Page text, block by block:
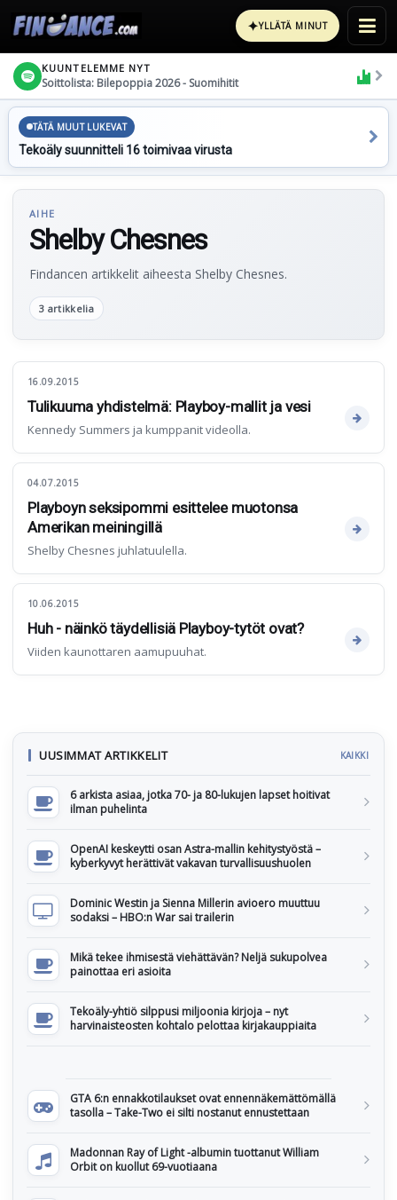
✦YLLÄTÄ MINUT
KUUNTELEMME NYT
Soittolista: Bilepoppia 2026 - Suomihitit
TÄTÄ MUUT LUKEVAT
Tekoäly suunnitteli 16 toimivaa virusta
AIHE
Shelby Chesnes
Findancen artikkelit aiheesta Shelby Chesnes.
3 artikkelia
16.09.2015
Tulikuuma yhdistelmä: Playboy-mallit ja vesi
Kennedy Summers ja kumppanit videolla.
04.07.2015
Playboyn seksipommi esittelee muotonsa
Amerikan meiningillä
Shelby Chesnes juhlatuulella.
10.06.2015
Huh - näinkö täydellisiä Playboy-tytöt ovat?
Viiden kaunottaren aamupuuhat.
UUSIMMAT ARTIKKELIT KAIKKI
6 arkista asiaa, jotka 70- ja 80-lukujen lapset hoitivat
ilman puhelinta
OpenAI keskeytti osan Astra-mallin kehitystyöstä –
kyberkyvyt herättivät vakavan turvallisuushuolen
Dominic Westin ja Sienna Millerin avioero muuttuu
sodaksi – HBO:n War sai trailerin
Mikä tekee ihmisestä viehättävän? Neljä sukupolvea
painottaa eri asioita
Tekoäly-yhtiö silppusi miljoonia kirjoja – nyt
harvinaisteosten kohtalo pelottaa kirjakauppiaita
GTA 6:n ennakkotilaukset ovat ennennäkemättömällä
tasolla – Take-Two ei silti nostanut ennustettaan
Madonnan Ray of Light -albumin tuottanut William
Orbit on kuollut 69-vuotiaana